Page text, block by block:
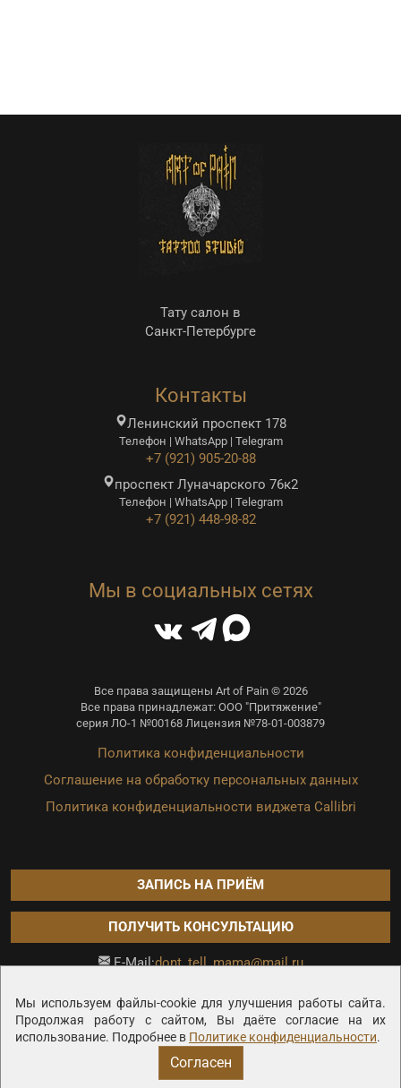
Мы используем файлы-cookie для улучшения работы сайта.
Продолжая работу с сайтом, Вы даёте согласие на их
использование. Подробнее в Политике конфиденциальности.
Согласен
Тату салон в
Санкт-Петербурге
Контакты
Ленинский проспект 178
Телефон | WhatsApp | Telegram
+7 (921) 905-20-88
проспект Луначарского 76к2
Телефон | WhatsApp | Telegram
+7 (921) 448-98-82
Мы в социальных сетях
Все права защищены Art of Pain © 2026
Все права принадлежат: ООО "Притяжение"
серия ЛО-1 №00168 Лицензия №78-01-003879
Политика конфиденциальности
Соглашение на обработку персональных данных
Политика конфиденциальности виджета Callibri
ЗАПИСЬ НА ПРИЁМ
ПОЛУЧИТЬ КОНСУЛЬТАЦИЮ
E-Mail:dont_tell_mama@mail.ru